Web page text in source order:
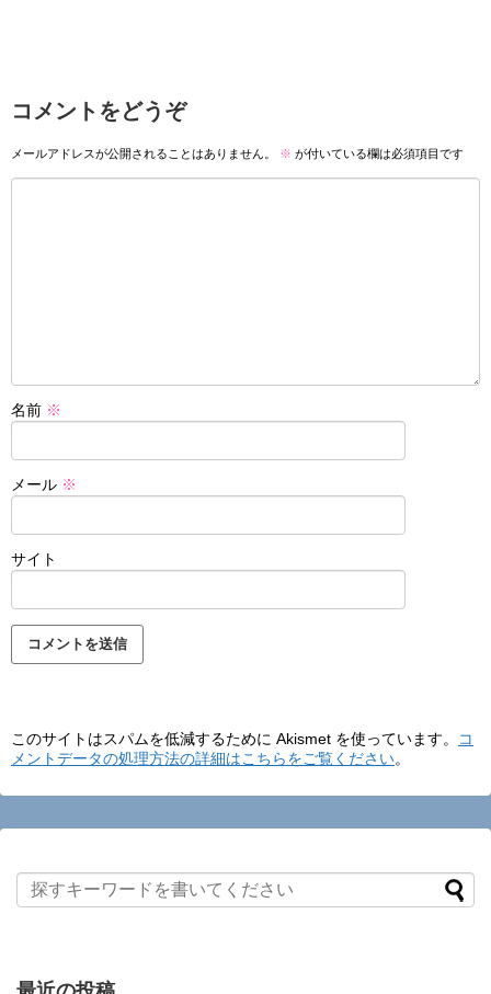
コメントをどうぞ
メールアドレスが公開されることはありません。 ※ が付いている欄は必須項目です
名前 ※
メール ※
サイト
このサイトはスパムを低減するために Akismet を使っています。
コ
メントデータの処理方法の詳細はこちらをご覧ください。